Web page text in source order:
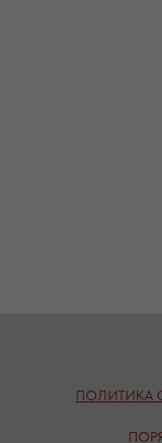
ПОЛИТИКА